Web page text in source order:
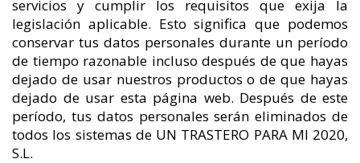
servicios y cumplir los requisitos que exija la
legislación aplicable. Esto significa que podemos
conservar tus datos personales durante un período
de tiempo razonable incluso después de que hayas
dejado de usar nuestros productos o de que hayas
dejado de usar esta página web. Después de este
período, tus datos personales serán eliminados de
todos los sistemas de UN TRASTERO PARA MI 2020,
S.L.